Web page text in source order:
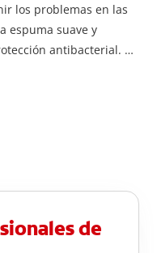
los problemas en las
espuma suave y
antibacterial.
de